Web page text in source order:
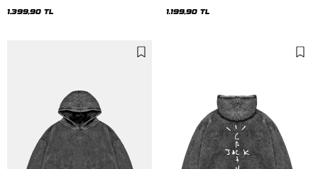
Hoodie
1.399,90 TL 1.199,90 TL